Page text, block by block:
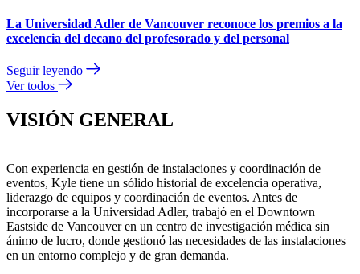
La Universidad Adler de Vancouver reconoce los premios a la
excelencia del decano del profesorado y del personal
Seguir leyendo
Ver todos
VISIÓN GENERAL
Con experiencia en gestión de instalaciones y coordinación de
eventos, Kyle tiene un sólido historial de excelencia operativa,
liderazgo de equipos y coordinación de eventos. Antes de
incorporarse a la Universidad Adler, trabajó en el Downtown
Eastside de Vancouver en un centro de investigación médica sin
ánimo de lucro, donde gestionó las necesidades de las instalaciones
en un entorno complejo y de gran demanda.